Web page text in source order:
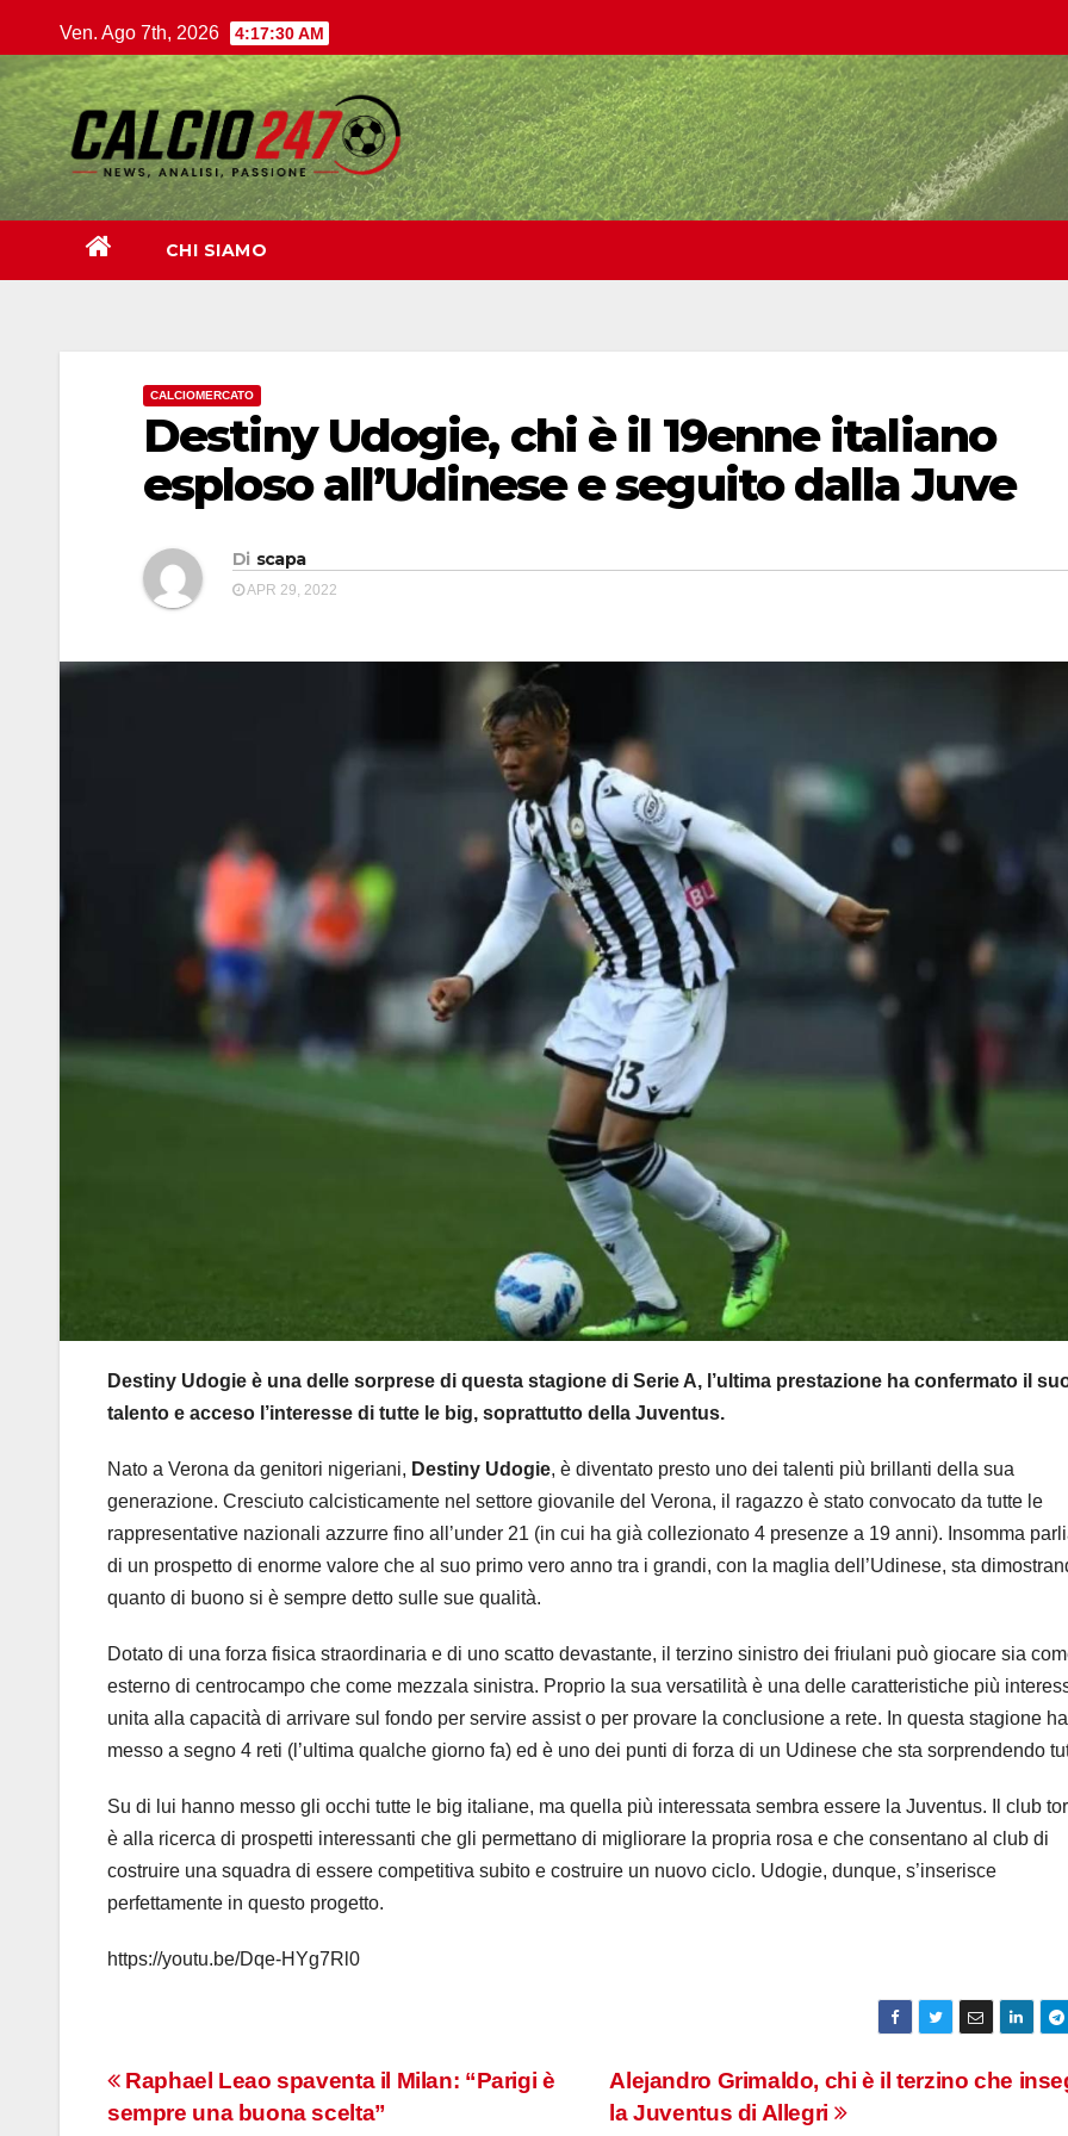
al
contenuto
Ven. Ago 7th, 2026 4:17:32 AM
CHI SIAMO
CALCIOMERCATO
Destiny Udogie, chi è il 19enne italiano
esploso all’Udinese e seguito dalla Juve
Di scapa
APR 29, 2022
Destiny Udogie è una delle sorprese di questa stagione di Serie A, l’ultima prestazione ha confermato il
talento e acceso l’interesse di tutte le big, soprattutto della Juventus.
Nato a Verona da genitori nigeriani, Destiny Udogie, è diventato presto uno dei talenti più brillanti della sua
generazione. Cresciuto calcisticamente nel settore giovanile del Verona, il ragazzo è stato convocato da tutte le
rappresentative nazionali azzurre fino all’under 21 (in cui ha già collezionato 4 presenze a 19 anni). Insomma
di un prospetto di enorme valore che al suo primo vero anno tra i grandi, con la maglia dell’Udinese, sta
quanto di buono si è sempre detto sulle sue qualità.
Dotato di una forza fisica straordinaria e di uno scatto devastante, il terzino sinistro dei friulani può giocare sia
esterno di centrocampo che come mezzala sinistra. Proprio la sua versatilità è una delle caratteristiche più
unita alla capacità di arrivare sul fondo per servire assist o per provare la conclusione a rete. In questa stagione
messo a segno 4 reti (l’ultima qualche giorno fa) ed è uno dei punti di forza di un Udinese che sta sorprendendo
Su di lui hanno messo gli occhi tutte le big italiane, ma quella più interessata sembra essere la Juventus. Il club
è alla ricerca di prospetti interessanti che gli permettano di migliorare la propria rosa e che consentano al club di
costruire una squadra di essere competitiva subito e costruire un nuovo ciclo. Udogie, dunque, s’inserisce
perfettamente in questo progetto.
https://youtu.be/Dqe-HYg7Rl0
Navigazione
Alejandro Grimaldo, chi è il terzino che
la Juventus di Allegri
Raphael Leao spaventa il Milan: “Parigi è
sempre una buona scelta”